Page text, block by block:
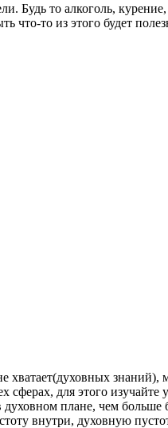
Будь то алкоголь,
что-то из этого будет
знаний),
для этого изучайте
плане, чем больше
внутри, духовную